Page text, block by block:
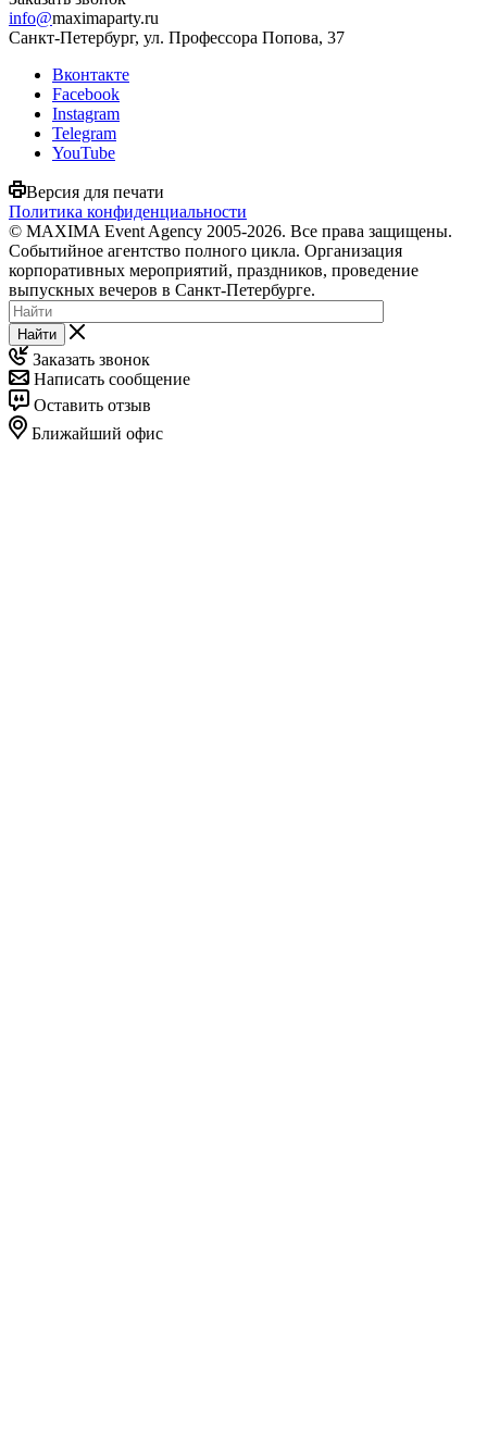
info@maximaparty.ru
Санкт-Петербург, ул. Профессора Попова, 37
Вконтакте
Facebook
Instagram
Telegram
YouTube
Версия для печати
Политика конфиденциальности
© MAXIMA Event Agency 2005-2026. Все права защищены.
Событийное агентство полного цикла. Организация
корпоративных мероприятий, праздников, проведение
выпускных вечеров в Санкт-Петербурге.
Найти
Заказать звонок
Написать сообщение
Оставить отзыв
Ближайший офис